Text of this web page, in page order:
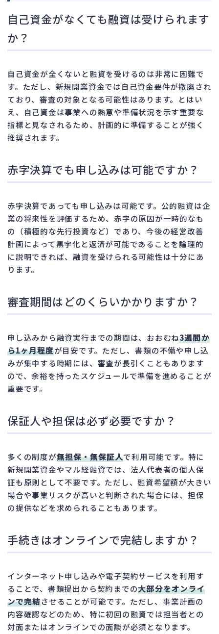
自己資金がなくても融資は受けられます
か？
自己資金が全くないと融資を受けるのは非常に困難で
す。ただし、新規開業資金では自己資金要件が撤廃され
ており、審査の対象となる可能性はあります。とはい
え、自己資金は事業への熱意や準備状況を示す重要な
指標と見なされるため、計画的に準備することが強く
推奨されます。
赤字決算でも申し込みは可能ですか？
赤字決算であっても申し込みは可能です。公的融資は企
業の将来性を評価するため、赤字の原因が一時的なも
の（積極的な先行投資など）であり、今後の経営改善
計画によって黒字化と返済が可能であることを論理的
に説明できれば、融資を受けられる可能性は十分にあ
ります。
審査期間はどのくらいかかりますか？
申し込みから融資実行までの期間は、おおむね3週間か
ら1ヶ月程度が目安です。ただし、書類の不備や申し込
みが集中する時期には、審査が長引くこともあります
ので、余裕を持ったスケジュールで準備を進めることが
重要です。
保証人や担保は必ず必要ですか？
多くの制度が無担保・無保証人で利用可能です。特に
新規開業資金やマル経融資では、法人代表者の個人保
証も原則として不要です。ただし、融資希望額が大きい
場合や事業リスクが高いと判断された場合には、担保
の提供などを求められることもあります。
手続きはオンラインで完結しますか？
インターネット申し込みや電子契約サービスを利用す
ることで、書類提出から契約までの大部分をオンライ
ンで完結させることが可能です。ただし、事業計画の
内容確認などのため、特に初回の融資では担当者との
対面またはオンラインでの面談が必須となります。